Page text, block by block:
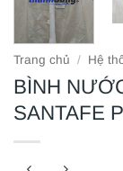
Trang chủ / Hệ
BÌNH
SANTAFE